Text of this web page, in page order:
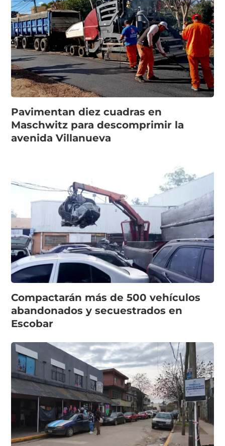
Pavimentan diez cuadras en
Maschwitz para descomprimir la
avenida Villanueva
Compactarán más de 500 vehículos
abandonados y secuestrados en
Escobar